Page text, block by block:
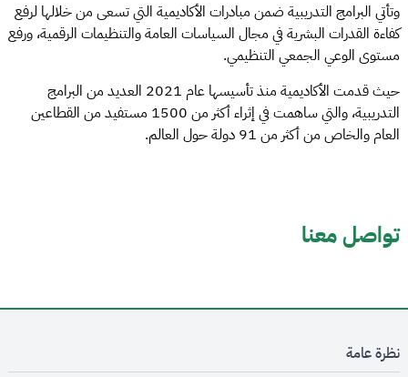
وتأتي البرامج التدريبية ضمن مبادرات الأكاديمية التي تسعى من خلالها لرفع
كفاءة القدرات البشرية في مجال السياسات العامة والتنظيمات الرقمية، ورفع
مستوى الوعي الجمعي التنظيمي.
حيث قدمت الأكاديمية منذ تأسيسها عام 2021 العديد من البرامج
التدريبية، والتي ساهمت في إثراء أكثر من 1500 مستفيد من القطاعين
العام والخاص من أكثر من 91 دولة حول العالم.
تواصل معنا
نظرة عامة